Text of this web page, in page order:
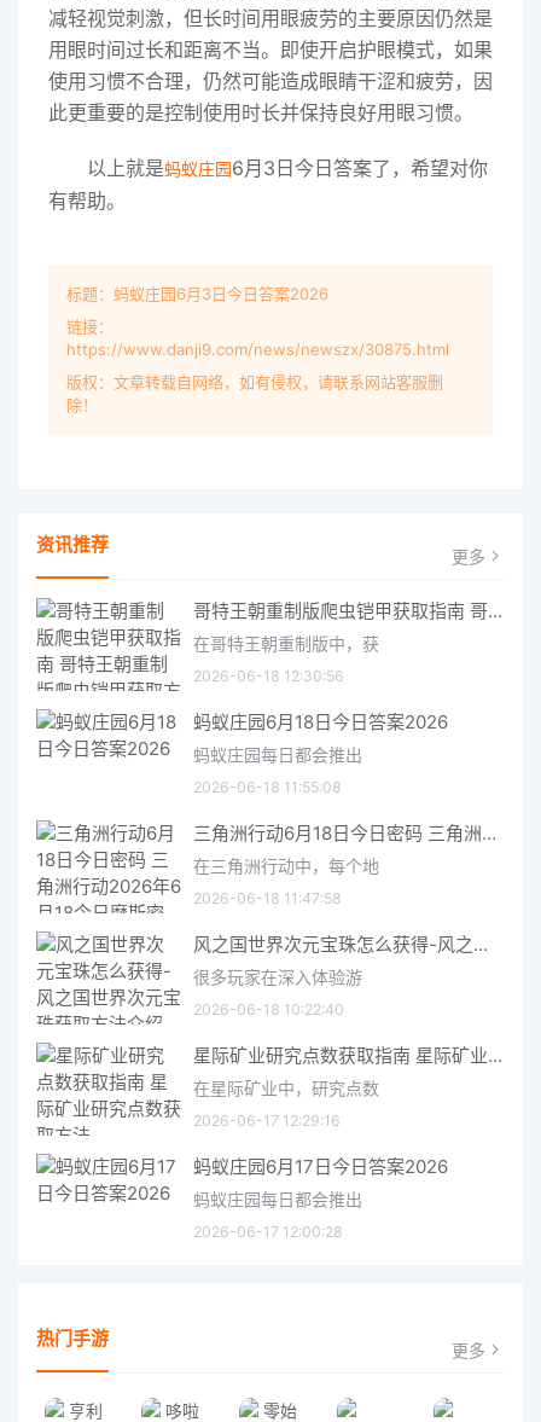
减轻视觉刺激，但长时间用眼疲劳的主要原因仍然是
用眼时间过长和距离不当。即使开启护眼模式，如果
使用习惯不合理，仍然可能造成眼睛干涩和疲劳，因
此更重要的是控制使用时长并保持良好用眼习惯。
以上就是蚂蚁庄园6月3日今日答案了，希望对你
有帮助。
标题：蚂蚁庄园6月3日今日答案2026
链接：
https://www.danji9.com/news/newszx/30875.html
版权：文章转载自网络，如有侵权，请联系网站客服删
除！
资讯推荐 更多
哥特王朝重制版爬虫铠甲获取指南 哥特王朝重制版爬虫铠甲获取方法
在哥特王朝重制版中，获
2026-06-18 12:30:56
蚂蚁庄园6月18日今日答案2026
蚂蚁庄园每日都会推出
2026-06-18 11:55:08
三角洲行动6月18日今日密码 三角洲行动2026年6月18今日摩斯密码分享
在三角洲行动中，每个地
2026-06-18 11:47:58
风之国世界次元宝珠怎么获得-风之国世界次元宝珠获取方法介绍
很多玩家在深入体验游
2026-06-18 10:22:40
星际矿业研究点数获取指南 星际矿业研究点数获取方法
在星际矿业中，研究点数
2026-06-17 12:29:16
蚂蚁庄园6月17日今日答案2026
蚂蚁庄园每日都会推出
2026-06-17 12:00:28
热门手游 更多